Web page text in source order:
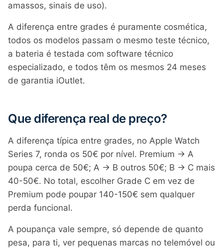
amassos, sinais de uso).
A diferença entre grades é puramente cosmética,
todos os modelos passam o mesmo teste técnico,
a bateria é testada com software técnico
especializado, e todos têm os mesmos 24 meses
de garantia iOutlet.
Que diferença real de preço?
A diferença típica entre grades, no Apple Watch
Series 7, ronda os 50€ por nível. Premium → A
poupa cerca de 50€; A → B outros 50€; B → C mais
40-50€. No total, escolher Grade C em vez de
Premium pode poupar 140-150€ sem qualquer
perda funcional.
A poupança vale sempre, só depende de quanto
pesa, para ti, ver pequenas marcas no telemóvel ou